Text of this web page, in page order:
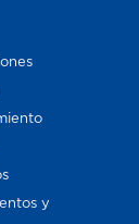
y